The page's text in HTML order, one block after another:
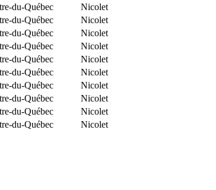
du-Québec
Nicolet
du-Québec
Nicolet
du-Québec
Nicolet
du-Québec
Nicolet
du-Québec
Nicolet
du-Québec
Nicolet
du-Québec
Nicolet
du-Québec
Nicolet
du-Québec
Nicolet
du-Québec Nicolet